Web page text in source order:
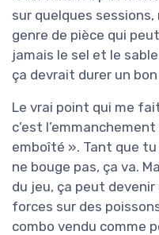
sur quelques
genre de pièce qui
jamais le sel et le
ça devrait durer un
Le vrai point qui me
c’est
emboîté ». Tant que
ne bouge pas, ça va.
du jeu, ça peut
forces sur des
combo vendu comme